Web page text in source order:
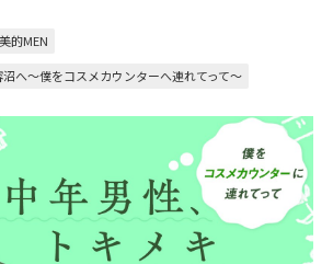
美的MEN
へ〜僕をコスメカウンターへ連れてって～